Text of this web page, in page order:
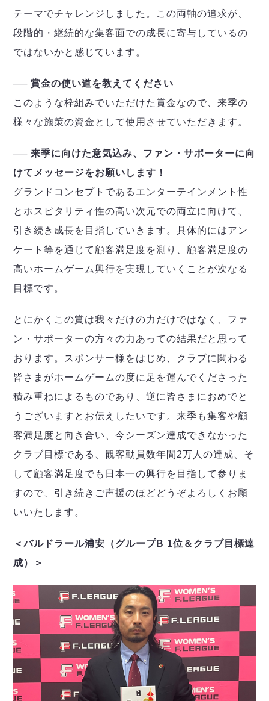
テーマでチャレンジしました。この両軸の追求が、
段階的・継続的な集客面での成長に寄与しているの
ではないかと感じています。
── 賞金の使い道を教えてください
このような枠組みでいただけた賞金なので、来季の
様々な施策の資金として使用させていただきます。
── 来季に向けた意気込み、ファン・サポーターに向
けてメッセージをお願いします！
グランドコンセプトであるエンターテインメント性
とホスピタリティ性の高い次元での両立に向けて、
引き続き成長を目指していきます。具体的にはアン
ケート等を通じて顧客満足度を測り、顧客満足度の
高いホームゲーム興行を実現していくことが次なる
目標です。
とにかくこの賞は我々だけの力だけではなく、ファ
ン・サポーターの方々の力あっての結果だと思って
おります。スポンサー様をはじめ、クラブに関わる
皆さまがホームゲームの度に足を運んでくださった
積み重ねによるものであり、逆に皆さまにおめでと
うございますとお伝えしたいです。来季も集客や顧
客満足度と向き合い、今シーズン達成できなかった
クラブ目標である、観客動員数年間2万人の達成、そ
して顧客満足度でも日本一の興行を目指して参りま
すので、引き続きご声援のほどどうぞよろしくお願
いいたします。
＜バルドラール浦安（グループB 1位＆クラブ目標達
成）＞